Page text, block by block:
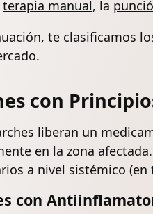
terapia manual, la
te clasificamos
con
liberan un
en la zona
a nivel sistémico (en
con